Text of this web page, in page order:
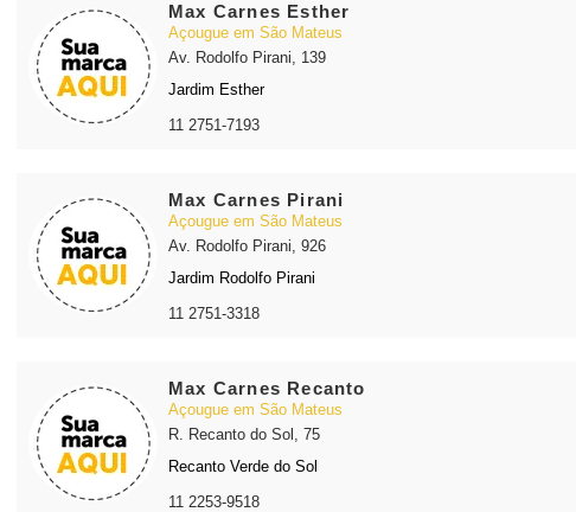
Max Carnes Esther
Açougue em São Mateus
Av. Rodolfo Pirani, 139
Jardim Esther
11 2751-7193
Max Carnes Pirani
Açougue em São Mateus
Av. Rodolfo Pirani, 926
Jardim Rodolfo Pirani
11 2751-3318
Max Carnes Recanto
Açougue em São Mateus
R. Recanto do Sol, 75
Recanto Verde do Sol
11 2253-9518